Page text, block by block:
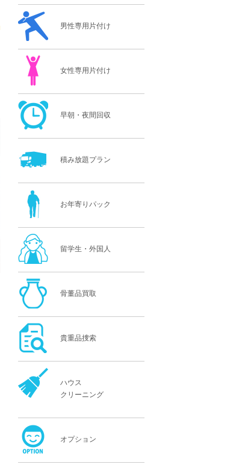
男性専用片付け
女性専用片付け
早朝・夜間回収
積み放題プラン
お年寄りパック
留学生・外国人
骨董品買取
貴重品捜索
ハウス
クリーニング
オプション